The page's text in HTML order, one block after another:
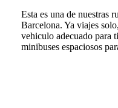
Esta es una de nuestras
Barcelona. Ya viajes
vehiculo adecuado para
minibuses espaciosos